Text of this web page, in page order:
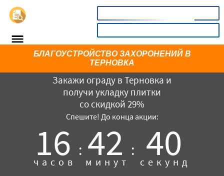
Закажи ограду в Терновка и
получи укладку плитки
со скидкой 29%
Спешите! До конца акции:
16 :
часов 42 :
минут 40
секунд
БЛАГОУCТРОЙСТВО ЗАХОРОНЕНИЙ В
ТЕРНОВКА
×